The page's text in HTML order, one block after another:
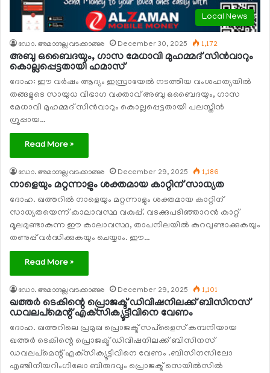
Local News
ഡോ. അമാനുല്ല വടക്കാങ്ങര December 30, 2025 1,172
അബു ഒബൈദയും, ഗാസ മേധാവി മുഹമ്മദ് സിന്‍വാറും
കൊല്ലപ്പെട്ടതായി ഹമാസ്
ദോഹ: ഈ വര്‍ഷം ആദ്യം ഇസ്രായേല്‍ നടത്തിയ വംശഹത്യയില്‍
തങ്ങളുടെ സായുധ വിഭാഗ വക്താവ് അബു ഒബൈദയും, ഗാസ
മേധാവി മുഹമ്മദ് സിന്‍വാറും കൊല്ലപ്പെട്ടതായി പലസ്തീന്‍
ഗ്രൂപ്പായ…
Read More »
ഡോ. അമാനുല്ല വടക്കാങ്ങര December 29, 2025 1,186
നാളെയും മറ്റന്നാളും ശക്തമായ കാറ്റിന് സാധ്യത
ദോഹ. ഖത്തറില്‍ നാളെയും മറ്റന്നാളും ശക്തമായ കാറ്റിന്
സാധ്യതയെന്ന് കാലാവസ്ഥ വകുപ്പ്. വടക്കുപടിഞ്ഞാറന്‍ കാറ്റ്
മൂലമുണ്ടാകുന്ന ഈ കാലാവസ്ഥ, താപനിലയില്‍ കുറവുണ്ടാക്കുകയും
തണുപ്പ് വര്‍ദ്ധിക്കുകയും ചെയ്യാം. ഈ…
Read More »
ഡോ. അമാനുല്ല വടക്കാങ്ങര December 29, 2025 1,101
ഖത്തര്‍ ടെകിന്റെ പ്രൊജക്ട് ഡിവിഷനിലക്ക് ബിസിനസ്
ഡവലപ്‌മെന്റ് എക്‌സിക്യൂട്ടീവിനെ വേണം
ദോഹ. ഖത്തറിലെ പ്രമുഖ പ്രൊജക്ട് സപ്‌ളൈസ് കമ്പനിയായ
ഖത്തര്‍ ടെകിന്റെ പ്രൊജക്ട് ഡിവിഷനിലക്ക് ബിസിനസ്
ഡവലപ്‌മെന്റ് എക്‌സിക്യൂട്ടീവിനെ വേണം .ബിസിനസിലോ
എഞ്ചിനീയറിംഗിലോ ബിരുദവും പ്രൊജക്ട് സെയില്‍സില്‍